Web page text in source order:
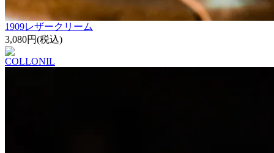
1909レザークリーム
3,080円(税込)
COLLONIL